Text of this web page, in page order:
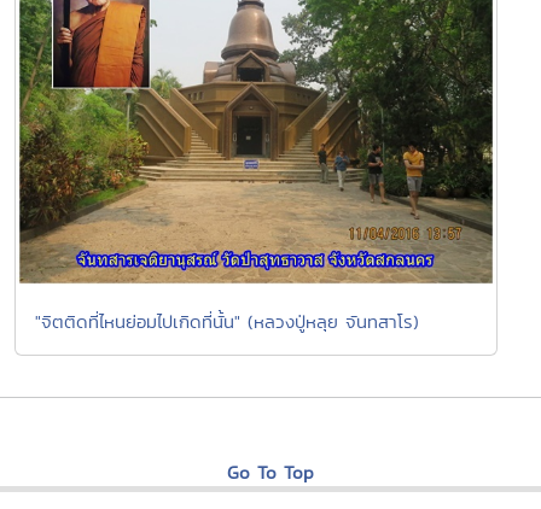
"จิตติดที่ไหนย่อมไปเกิดที่นั้น" (หลวงปู่หลุย จันทสาโร)
Go To Top